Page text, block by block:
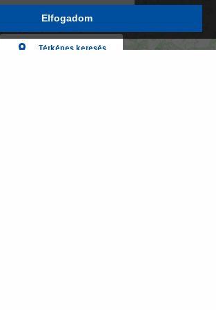
Elfogadom
Keresés a lokációd alapján
Térképes keresés